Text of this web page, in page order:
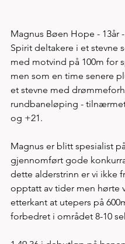
Magnus Bøen Hope - 13år
Spirit deltakere i et stevne
med motvind på 100m for
men som en time senere
et stevne med
rundbaneløping -
og +21.
Magnus er blitt spesialist
gjennomført gode
dette alderstrinn er vi ikke
opptatt av tider men hørte
etterkant at utepers på
forbedret i området 8-10